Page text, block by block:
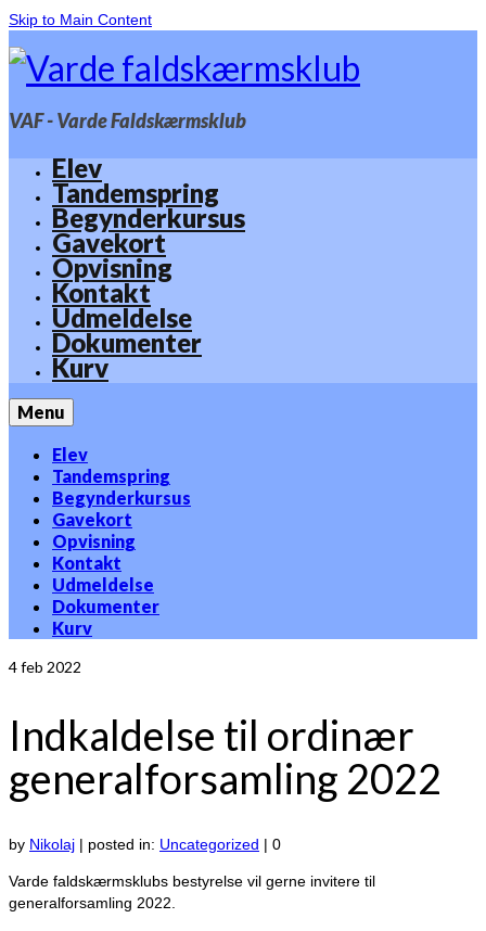
Skip to Main Content
VAF - Varde Faldskærmsklub
Elev
Tandemspring
Begynderkursus
Gavekort
Opvisning
Kontakt
Udmeldelse
Dokumenter
Kurv
Menu
Elev
Tandemspring
Begynderkursus
Gavekort
Opvisning
Kontakt
Udmeldelse
Dokumenter
Kurv
4feb 2022
Indkaldelse til ordinær
generalforsamling 2022
by Nikolaj | posted in: Uncategorized | 0
Varde faldskærmsklubs bestyrelse vil gerne invitere til
generalforsamling 2022.